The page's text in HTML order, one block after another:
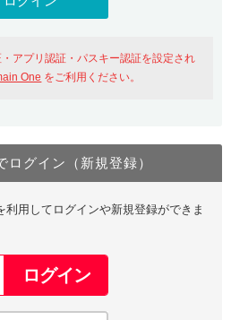
ーバーを含む最新の機能を使う方
Oneにログイン
Amazon
Oneアカウント作成
でも登録可能
Yahoo!
アプリ認証・パスキー認証を設定され
One をご利用ください。
ログイン（新規登録）
用してログインや新規登録ができま